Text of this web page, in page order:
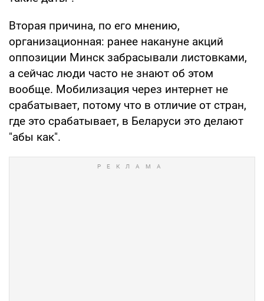
Вторая причина, по его мнению,
организационная: ранее накануне акций
оппозиции Минск забрасывали листовками,
а сейчас люди часто не знают об этом
вообще. Мобилизация через интернет не
срабатывает, потому что в отличие от стран,
где это срабатывает, в Беларуси это делают
"абы как".